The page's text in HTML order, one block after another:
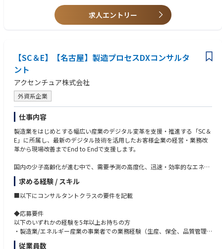
・生産ラインのロボット化支援
・物流構想立案及びWMS（Warehouse Management System）導入支援
・ロボット技術、AI技術を活用した物流/生産工程自動化の知見、経験を有
・英語力（ビジネスレベル
求人エントリー
【SC＆E】【名古屋】製造プロセスDXコンサルタ
ント
アクセンチュア株式会社
外資系企業
仕事内容
製造業をはじめとする幅広い産業のデジタル変革を支援・推進する「SC＆
E」に所属し、最新のデジタル技術を活用したお客様企業の経営・業務改
革から現場改善までEnd to Endで支援します。
国内の少子高齢化が進む中で、需要予測の高度化、迅速・効率的なエネル
ギー流通網の構築、AGVやロボットによる倉庫業務の省力化は、あらゆる
製造業・小売業にとって喫緊の課題であり、アクセンチュアでは、最新の
デジタル技術を活用し、顧客企業のサプライチェーン・ロジスティクス改
MESやIoTを活用した生産現場データの自動連携、またデータ活用による、
オートメーション、ペーパーレス、歩留まり改善、予兆保全、省人化など
件定義、設計から導入・運用まで一貫して提供します。
求める経験 / スキル
■以下にコンサルタントクラスの要件を記載
◆応募要件
以下のいずれかの経験を5年以上お持ちの方
・製造業/エネルギー産業の事業者での業務経験（生産、保全、品質管理
等）
従業員数